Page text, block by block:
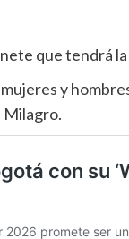
que tendrá
y
Milagro.